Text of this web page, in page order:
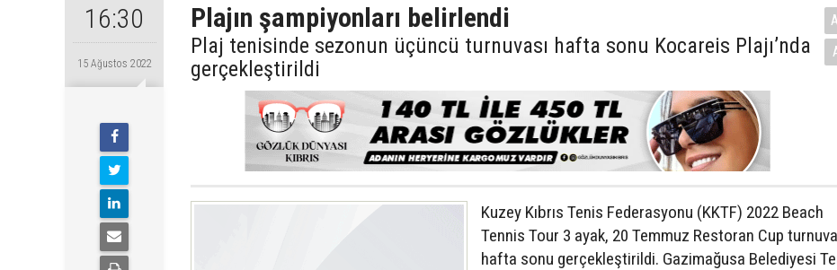
16:30
15 Ağustos 2022
Plajın şampiyonları belirlendi
Plaj tenisinde sezonun üçüncü turnuvası hafta sonu Kocareis Plajı’nda
gerçekleştirildi
Kuzey Kıbrıs Tenis Federasyonu (KKTF) 2022 Beach
Tennis Tour 3 ayak, 20 Temmuz Restoran Cup
hafta sonu gerçekleştirildi. Gazimağusa Belediyesi